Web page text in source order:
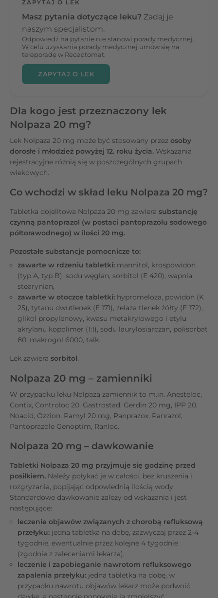
ZAPYTAJ O LEK
Masz pytania dotyczące leku? Zadaj je
naszym specjalistom.
Odpowiedź na pytanie nie stanowi porady medycznej.
W celu uzyskania porady medycznej umów się na
teleporadę w Receptomat.
ZAPYTAJ O LEK
Dla kogo jest przeznaczony lek
Nolpaza 20 mg?
Lek Nolpaza 20 mg może być stosowany przez osoby
dorosłe i młodzież powyżej 12. roku życia. Wskazania
rejestracyjne różnią się w poszczególnych grupach
wiekowych.
Co wchodzi w skład leku Nolpaza 20 mg?
Tabletka dojelitowa Nolpaza 20 mg zawiera substancję
czynną pantoprazol (w postaci pantoprazolu sodowego
półtorawodnego) w ilości 20 mg.
Pozostałe substancje pomocnicze to:
zawarte w rdzeniu tabletki: mannitol, krospowidon
(typ A, typ B), sodu węglan, sorbitol (E 420), wapnia
stearynian,
zawarte w otoczce tabletki: hypromeloza, powidon (K
25), tytanu dwutlenek (E 171), żelaza tlenek żółty (E 172),
glikol propylenowy, kwasu metakrylowego i etylu
akrylanu kopolimer (1:1), sodu laurylosiarczan, polisorbat
80, makrogol 6000, talk.
Lek zawiera sorbitol.
Nolpaza 20 mg – zamienniki
W przypadku leku Nolpaza zamiennik to m.in. Anesteloc,
Contix, Controloc 20, Gastrostad, Gerdin 20 mg, IPP 20,
Noacid, Ozzion, Pamyl 20 mg, Panprazox, Panrazol,
Pantoprazole Genoptim, Ranloc.
Nolpaza 20 mg – dawkowanie
Tabletki Nolpaza 20 mg przyjmuje się godzinę przed
posiłkiem. Należy połykać je w całości, bez kruszenia i
rozgryzania, popijając odpowiednią ilością wody.
Standardowe dawkowanie zależy od wskazania i jest
następujące:
leczenie objawów związanych z chorobą refluksową
przełyku: jedna tabletka na dobę, zazwyczaj przez 2-4
tygodnie, ewentualnie przez kolejne 4 tygodnie
(zgodnie z zaleceniami lekarza),
leczenie i zapobieganie nawrotom refluksowego
zapalenia przełyku: jedna tabletka na dobę, w
przypadku nawrotu objawów lekarz może podwoić